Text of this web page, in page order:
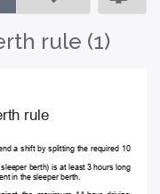
rule (1)